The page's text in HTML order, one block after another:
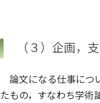
（３）企画，
論文になる仕事につ
たもの，すなわち学術